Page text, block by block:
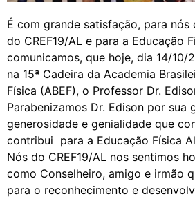
É com grande satisfação, para
do CREF19/AL e para a Educação
comunicamos, que hoje, dia 14/10/
na 15ª Cadeira da Academia
Física (ABEF), o Professor Dr.
Parabenizamos Dr. Edison por sua
generosidade e genialidade que
contribui para a Educação Física
Nós do CREF19/AL nos sentimos
como Conselheiro, amigo e irmão
para o reconhecimento e